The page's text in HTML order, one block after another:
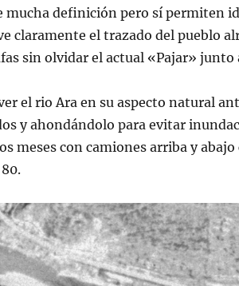
mucha definición pero sí permiten
claramente el trazado del pueblo
sin olvidar el actual «Pajar» junto
el rio Ara en su aspecto natural
y ahondándolo para evitar
meses con camiones arriba y